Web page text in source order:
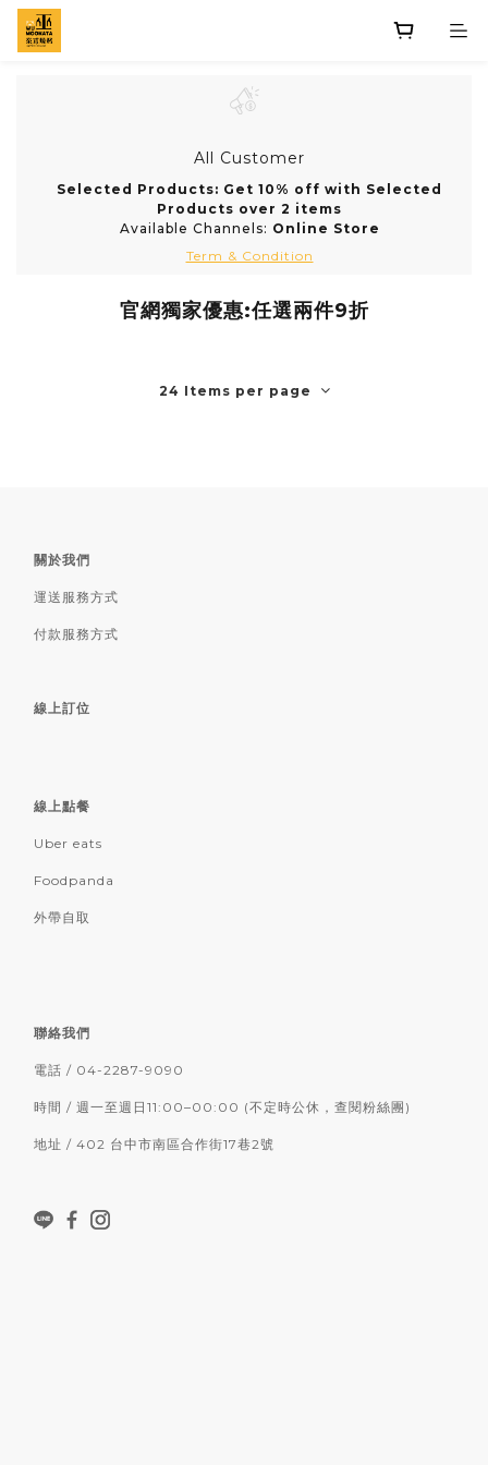
All Customer
Selected Products: Get 10% off with Selected
Products over 2 items
Available Channels: Online Store
Term & Condition
官網獨家優惠:任選兩件9折
24 Items per page
關於我們
運送服務方式
付款服務方式
線上訂位
線上點餐
Uber eats
Foodpanda
外帶自取
聯絡我們
電話 / 04-2287-9090
時間 / 週一至週日11:00–00:00 (不定時公休，查閱粉絲團)
地址 / 402 台中市南區合作街17巷2號